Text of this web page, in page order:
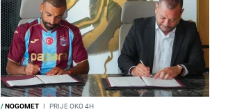
/NOGOMET I PRIJE OKO 4H